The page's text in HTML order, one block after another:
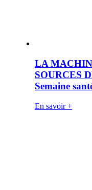
LA
SOURCES
Semaine
En savoir +